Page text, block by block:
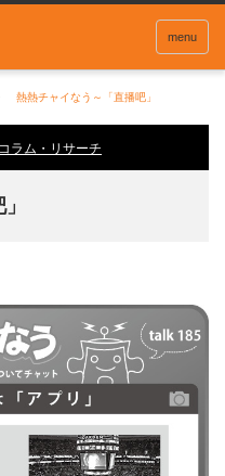
menu
熱熱チャイなう～「直播吧」
ラム・リサーチ